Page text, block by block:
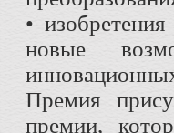
•
новые
Премия
премии,